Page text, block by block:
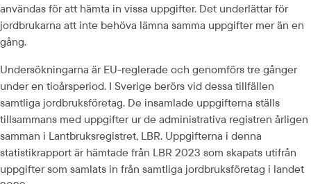
användas för att hämta in vissa uppgifter. Det underlättar för
jordbrukarna att inte behöva lämna samma uppgifter mer än en
gång.
Undersökningarna är EU-reglerade och genomförs tre gånger
under en tioårsperiod. I Sverige berörs vid dessa tillfällen
samtliga jordbruksföretag. De insamlade uppgifterna ställs
tillsammans med uppgifter ur de administrativa registren årligen
samman i Lantbruksregistret, LBR. Uppgifterna i denna
statistikrapport är hämtade från LBR 2023 som skapats utifrån
uppgifter som samlats in från samtliga jordbruksföretag i landet